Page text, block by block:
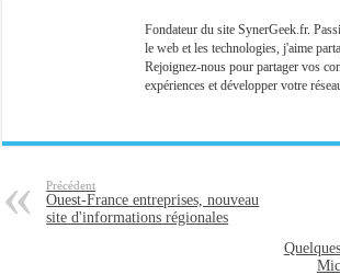
Fondateur du site SynerGeek.fr.
le web et les technologies, j'aime
Rejoignez-nous pour partager vos
expériences et développer votre
Précédent
Ouest-France entreprises, nouveau
site d'informations régionales